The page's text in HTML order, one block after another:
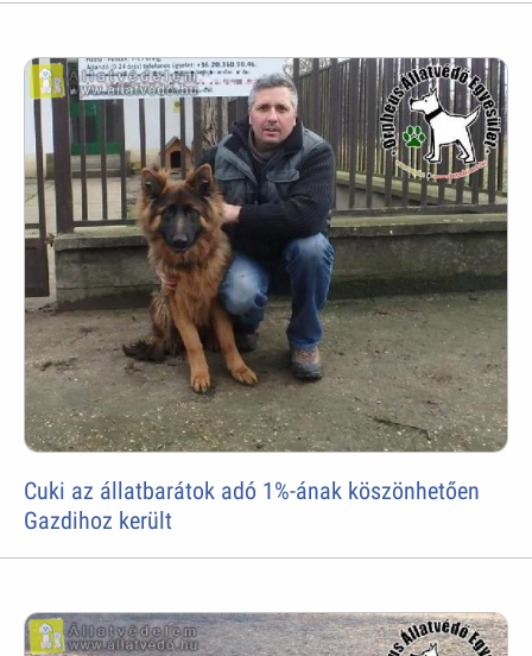
Cuki az állatbarátok adó 1%-ának köszönhetően
Gazdihoz került